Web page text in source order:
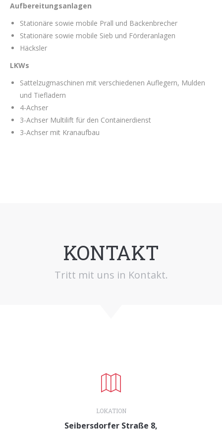
Aufbereitungsanlagen
Stationäre sowie mobile Prall und Backenbrecher
Stationäre sowie mobile Sieb und Förderanlagen
Häcksler
LKWs
Sattelzugmaschinen mit verschiedenen Auflegern, Mulden
und Tiefladern
4-Achser
3-Achser Multilift für den Containerdienst
3-Achser mit Kranaufbau
KONTAKT
Tritt mit uns in Kontakt.
LOKATION
Seibersdorfer Straße 8,